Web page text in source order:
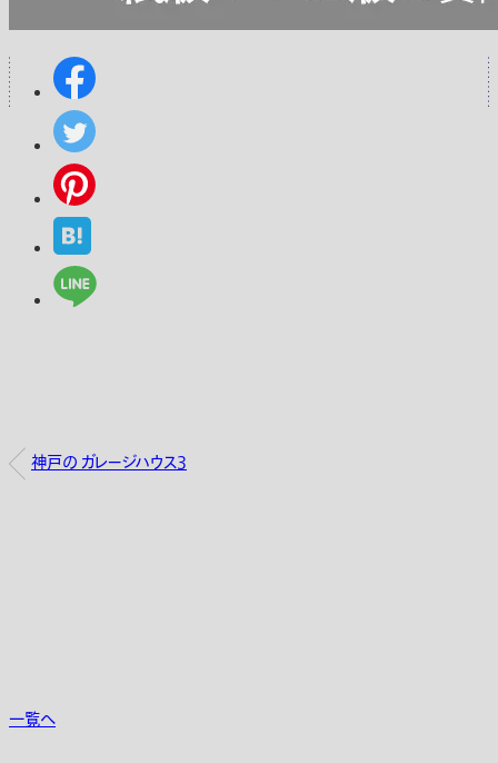
神戸の ガレージハウス3
一覧へ